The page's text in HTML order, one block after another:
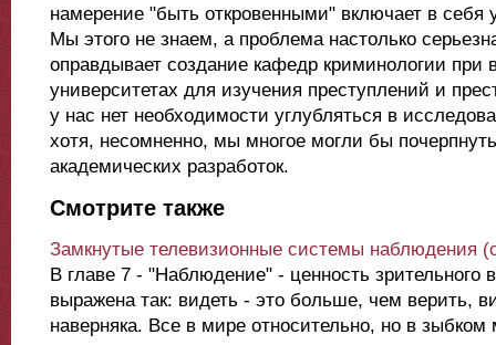
намерение "быть откровенными" включает в себя
Мы этого не знаем, а проблема настолько
оправдывает создание кафедр криминологии при
университетах для изучения преступлений и
у нас нет необходимости углубляться в
хотя, несомненно, мы многое могли бы
академических разработок.
Смотрите также
Замкнутые телевизионные системы наблюдения
В главе 7 - "Наблюдение" - ценность зрительного
выражена так: видеть - это больше, чем верить,
наверняка. Все в мире относительно, но в зыбком